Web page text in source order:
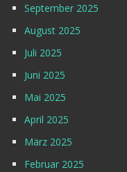
September 2025
August 2025
Juli 2025
Juni 2025
Mai 2025
April 2025
März 2025
Februar 2025